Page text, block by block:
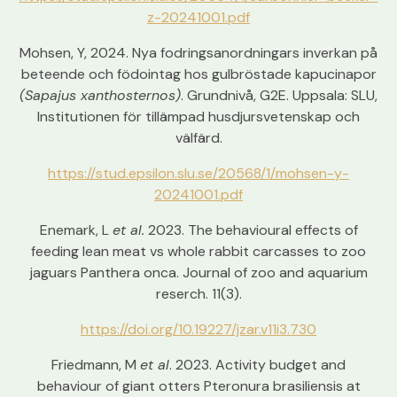
z-20241001.pdf
Mohsen, Y, 2024. Nya fodringsanordningars inverkan på
beteende och födointag hos gulbröstade kapucinapor
(Sapajus xanthosternos). Grundnivå, G2E. Uppsala: SLU,
Institutionen för tillämpad husdjursvetenskap och
välfärd.
https://stud.epsilon.slu.se/20568/1/mohsen-y-
20241001.pdf
Enemark, Let al. 2023. The behavioural effects of
feeding lean meat vs whole rabbit carcasses to zoo
jaguars Panthera onca. Journal of zoo and aquarium
reserch. 11(3).
https://doi.org/10.19227/jzar.v11i3.730
Friedmann, M et al. 2023. Activity budget and
behaviour of giant otters Pteronura brasiliensis at